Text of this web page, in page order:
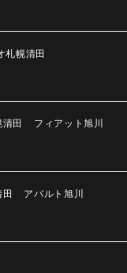
札幌清田
田 フィアット旭川
アバルト旭川